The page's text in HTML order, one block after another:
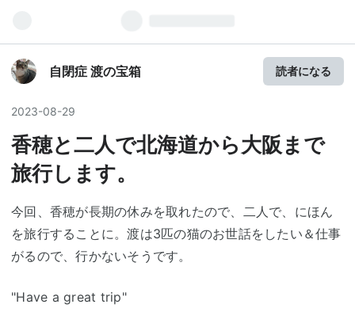
自閉症 渡の宝箱 読者になる
2023-08-29
香穂と二人で北海道から大阪まで
旅行します。
今回、香穂が長期の休みを取れたので、二人で、にほん
を旅行することに。渡は3匹の猫のお世話をしたい＆仕事
がるので、行かないそうです。
"Have a great trip"